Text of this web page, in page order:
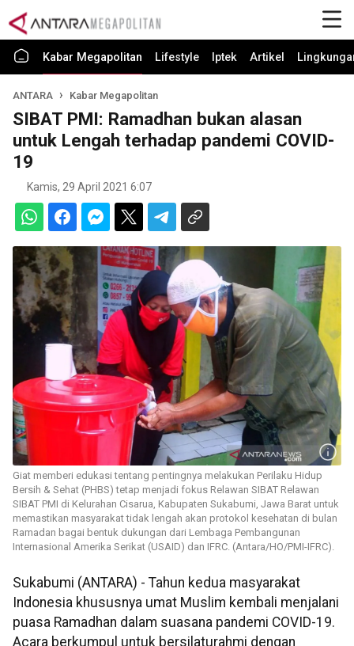
Kabar Megapolitan Lifestyle Iptek Artikel
ANTARA Kabar Megapolitan
SIBAT PMI: Ramadhan bukan alasan
untuk Lengah terhadap pandemi COVID-
19
Kamis, 29 April 2021 6:07
Giat memberi edukasi tentang pentingnya melakukan Perilaku Hidup
Bersih & Sehat (PHBS) tetap menjadi fokus Relawan SIBAT Relawan
SIBAT PMI di Kelurahan Cisarua, Kabupaten Sukabumi, Jawa Barat untuk
memastikan masyarakat tidak lengah akan protokol kesehatan di bulan
Ramadan bagai bentuk dukungan dari Lembaga Pembangunan
Internasional Amerika Serikat (USAID) dan IFRC. (Antara/HO/PMI-IFRC).
Sukabumi (ANTARA) - Tahun kedua masyarakat
Indonesia khususnya umat Muslim kembali menjalani
puasa Ramadhan dalam suasana pandemi COVID-19.
Acara berkumpul untuk bersilaturahmi dengan